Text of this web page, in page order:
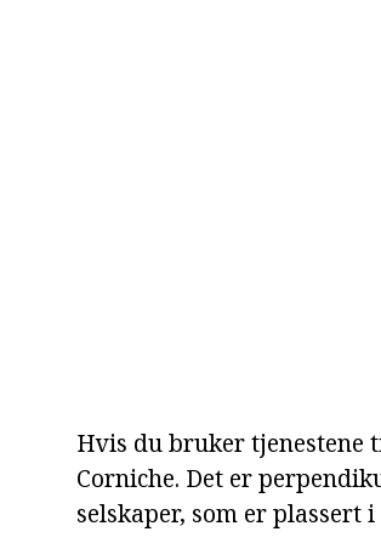
Hvis du bruker tjenestene
Corniche. Det er
selskaper, som er plassert